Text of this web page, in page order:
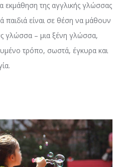
εκμάθηση της αγγλικής γλώσσας
παιδιά είναι σε θέση να μάθουν
γλώσσα – μια ξένη γλώσσα,
τρόπο, σωστά, έγκυρα και